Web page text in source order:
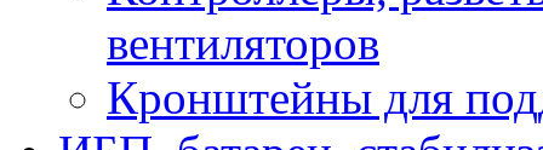
вентиляторов
Кронштейны для